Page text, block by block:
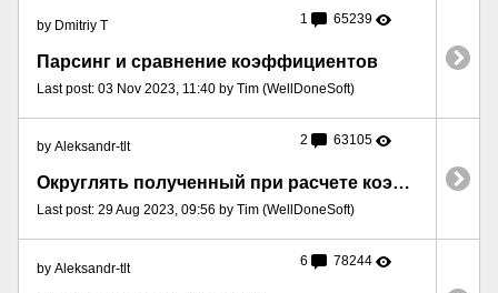
by Dmitriy T 1 65239
Парсинг и сравнение коэффициентов
Last post: 03 Nov 2023, 11:40 by Tim (WellDoneSoft)
by Aleksandr-tlt 2 63105
Округлять полученный при расчете коэффициент или не обязательно?
Last post: 29 Aug 2023, 09:56 by Tim (WellDoneSoft)
by Aleksandr-tlt 6 78244